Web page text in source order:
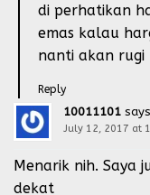
di perhatikan
emas kalau
nanti akan rugi
Reply
10011101
July 12, 2017 at
Menarik nih. Saya
dekat